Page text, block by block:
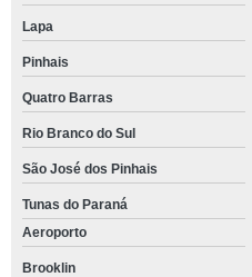
Lapa
Pinhais
Quatro Barras
Rio Branco do Sul
São José dos Pinhais
Tunas do Paraná
Aeroporto
Brooklin